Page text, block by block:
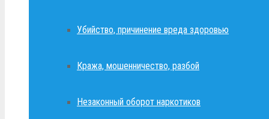
Убийство, причинение вреда здоровью
Кража, мошенничество, разбой
Незаконный оборот наркотиков